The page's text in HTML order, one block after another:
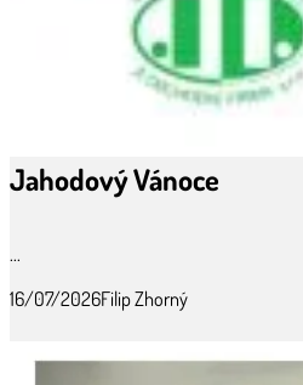
Jahodový Vánoce
...
16/07/2026Filip Zhorný